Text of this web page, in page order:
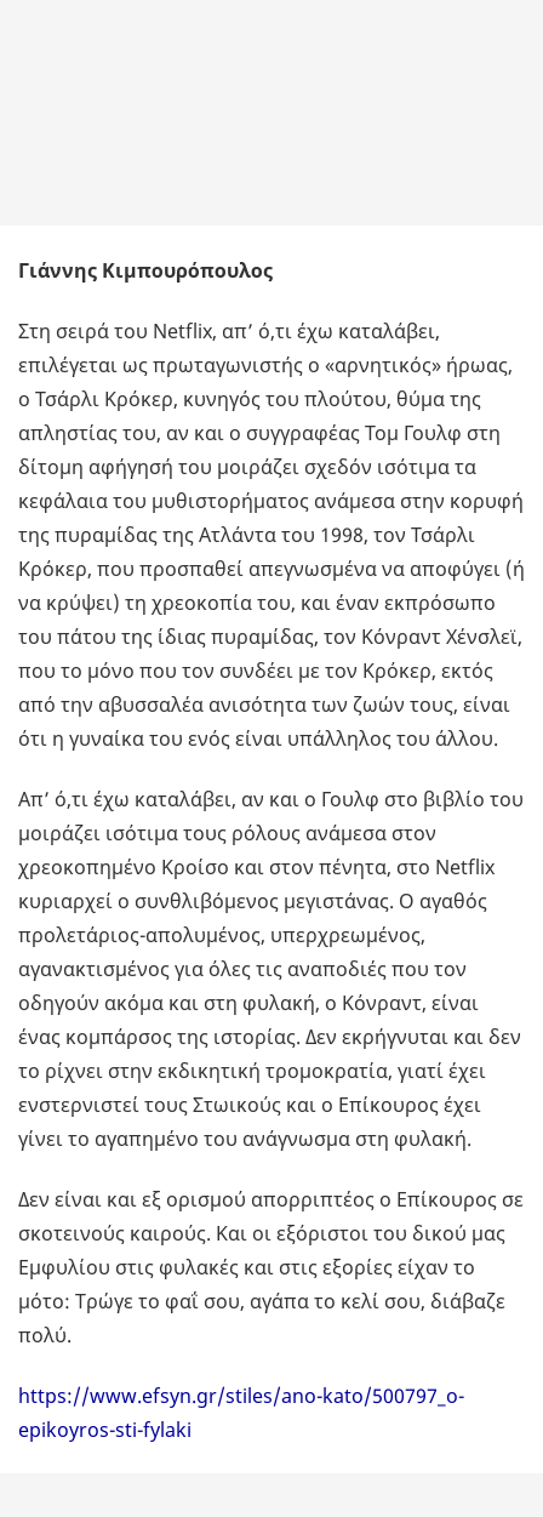
Γιάννης Κιμπουρόπουλος
Στη σειρά του Netflix, απ’ ό,τι έχω καταλάβει,
επιλέγεται ως πρωταγωνιστής ο «αρνητικός» ήρωας,
ο Τσάρλι Κρόκερ, κυνηγός του πλούτου, θύμα της
απληστίας του, αν και ο συγγραφέας Τομ Γουλφ στη
δίτομη αφήγησή του μοιράζει σχεδόν ισότιμα τα
κεφάλαια του μυθιστορήματος ανάμεσα στην κορυφή
της πυραμίδας της Ατλάντα του 1998, τον Τσάρλι
Κρόκερ, που προσπαθεί απεγνωσμένα να αποφύγει (ή
να κρύψει) τη χρεοκοπία του, και έναν εκπρόσωπο
του πάτου της ίδιας πυραμίδας, τον Κόνραντ Χένσλεϊ,
που το μόνο που τον συνδέει με τον Κρόκερ, εκτός
από την αβυσσαλέα ανισότητα των ζωών τους, είναι
ότι η γυναίκα του ενός είναι υπάλληλος του άλλου.
Απ’ ό,τι έχω καταλάβει, αν και ο Γουλφ στο βιβλίο του
μοιράζει ισότιμα τους ρόλους ανάμεσα στον
χρεοκοπημένο Κροίσο και στον πένητα, στο Netflix
κυριαρχεί ο συνθλιβόμενος μεγιστάνας. Ο αγαθός
προλετάριος-απολυμένος, υπερχρεωμένος,
αγανακτισμένος για όλες τις αναποδιές που τον
οδηγούν ακόμα και στη φυλακή, ο Κόνραντ, είναι
ένας κομπάρσος της ιστορίας. Δεν εκρήγνυται και δεν
το ρίχνει στην εκδικητική τρομοκρατία, γιατί έχει
ενστερνιστεί τους Στωικούς και ο Επίκουρος έχει
γίνει το αγαπημένο του ανάγνωσμα στη φυλακή.
Δεν είναι και εξ ορισμού απορριπτέος ο Επίκουρος σε
σκοτεινούς καιρούς. Και οι εξόριστοι του δικού μας
Εμφυλίου στις φυλακές και στις εξορίες είχαν το
μότο: Τρώγε το φαΐ σου, αγάπα το κελί σου, διάβαζε
πολύ.
https://www.efsyn.gr/stiles/ano-kato/500797_o-
epikoyros-sti-fylaki